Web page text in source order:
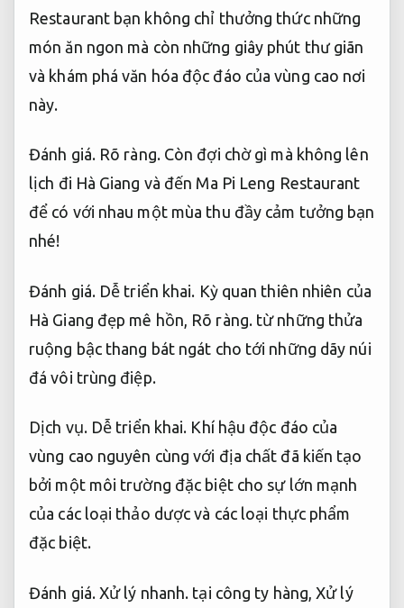
Restaurant bạn không chỉ thưởng thức những
món ăn ngon mà còn những giây phút thư giãn
và khám phá văn hóa độc đáo của vùng cao nơi
này.
Đánh giá. Rõ ràng.Còn đợi chờ gì mà không lên
lịch đi Hà Giang và đến Ma Pi Leng Restaurant
để có với nhau một mùa thu đầy cảm tưởng bạn
nhé!
Đánh giá. Dễ triển khai. Kỳ quan thiên nhiên của
Hà Giang đẹp mê hồn, Rõ ràng. từ những thửa
ruộng bậc thang bát ngát cho tới những dãy núi
đá vôi trùng điệp.
Dịch vụ. Dễ triển khai. Khí hậu độc đáo của
vùng cao nguyên cùng với địa chất đã kiến tạo
bởi một môi trường đặc biệt cho sự lớn mạnh
của các loại thảo dược và các loại thực phẩm
đặc biệt.
Đánh giá. Xử lý nhanh. tại công ty hàng,Xử lý